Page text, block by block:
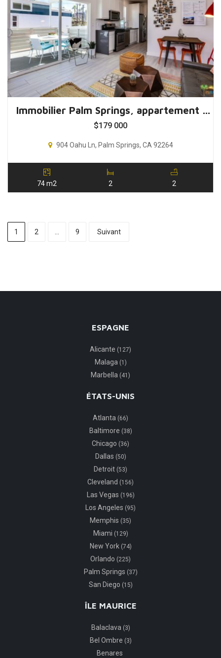
Immobilier Palm Springs, appartement 2 chambres USA
$179 000
904 Oahu Ln, Palm Springs, CA 92264
74 m2 2 2
1 2 … 9 Suivant
ESPAGNE
Alicante (127)
Malaga (1)
Marbella (41)
ÉTATS-UNIS
Atlanta (66)
Baltimore (38)
Chicago (36)
Dallas (50)
Detroit (53)
Cleveland (156)
Las Vegas (196)
Los Angeles (95)
Memphis (35)
Miami (129)
New York (74)
Orlando (225)
Palm Springs (37)
San Diego (15)
ÎLE MAURICE
Balaclava (3)
Bel Ombre (3)
Benares